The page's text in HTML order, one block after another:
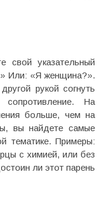
свой указательный
Или: «Я женщина?».
рукой согнуть
На
больше, чем на
вы найдете самые
тематике. Примеры:
с химией, или без
ли этот парень